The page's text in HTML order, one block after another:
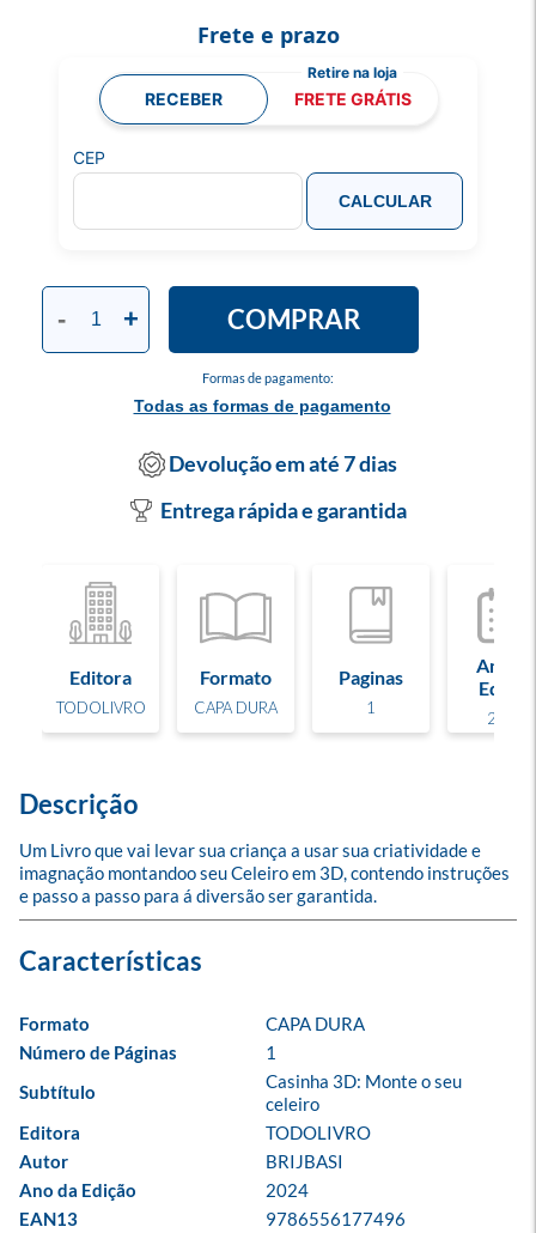
Formas de pagamento:
Todas as formas de pagamento
- + COMPRAR
Frete e prazo
RECEBER FRETE GRÁTIS
CEP
CALCULAR
Devolução em até 7 dias
Entrega rápida e garantida
Editora
TODOLIVRO
Formato
CAPA DURA
Paginas
1
Ano de
Edição
2024
Descrição
Um Livro que vai levar sua criança a usar sua criatividade e
imagnação montandoo seu Celeiro em 3D, contendo instruções
e passo a passo para á diversão ser garantida.
Formato
CAPA DURA
Número de Páginas
1
Subtítulo
Casinha 3D: Monte o seu
celeiro
Editora
TODOLIVRO
Autor
BRIJBASI
Ano da Edição
2024
EAN13
9786556177496